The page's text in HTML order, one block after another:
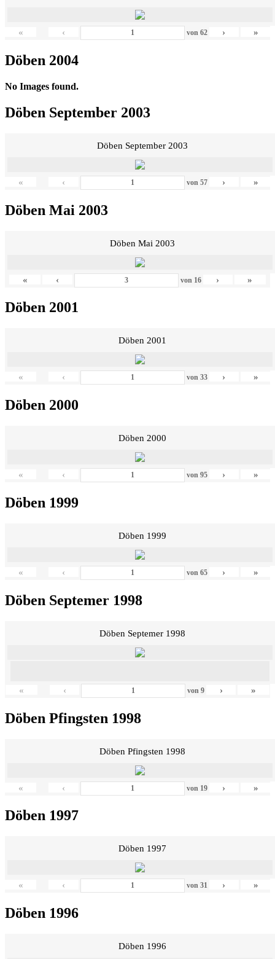
« ‹ von 62 › »
Döben 2004
No Images found.
Döben September 2003
Döben September 2003
« ‹ von 57 › »
Döben Mai 2003
Döben Mai 2003
« ‹ von 16 › »
Döben 2001
Döben 2001
« ‹ von 33 › »
Döben 2000
Döben 2000
« ‹ von 95 › »
Döben 1999
Döben 1999
« ‹ von 65 › »
Döben Septemer 1998
Döben Septemer 1998
« ‹ von9 › »
Döben Pfingsten 1998
Döben Pfingsten 1998
« ‹ von 19 › »
Döben 1997
Döben 1997
« ‹ von 31 › »
Döben 1996
Döben 1996